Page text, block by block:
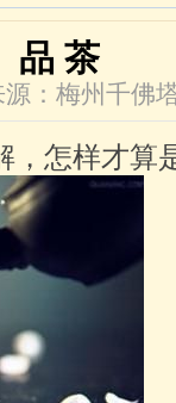
品 茶
：梅州千佛
怎样才算